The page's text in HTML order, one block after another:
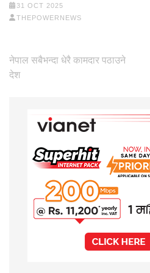
31 OCT 2025
THEPOWERNEWS
Post
navigation
नेपाल सबैभन्दा धेरै कामदार पठाउने
देश